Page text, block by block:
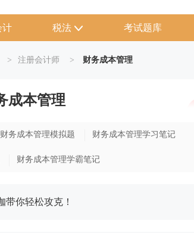
计 税法 考试题库
> 注册会计师 > 财务成本管理
成本管理
财务成本管理模拟题 财务成本管理学习笔记
财务成本管理学霸笔记
带你轻松攻克！